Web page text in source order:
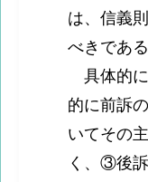
は、信義
べきである
具体的
的に前訴
いてその
く、③後